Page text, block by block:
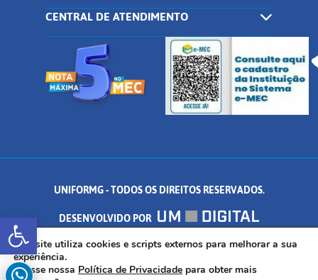
Abrir a barra de ferramentas
CENTRAL DE ATENDIMENTO
UNIFORMG - TODOS OS DIREITOS RESERVADOS.
DESENVOLVIDO POR
AV. DR. ARNALDO DE SENNA, 328 - PALMEIRAS, FORMIGA/MG - CEP:
35.574.530
Este site utiliza cookies e scripts externos para melhorar a sua
experiência.
Acesse nossa Política de Privacidade para obter mais